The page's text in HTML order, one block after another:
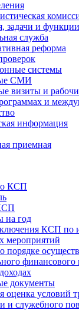
задачи и функции
служба
реформа
системы
СМИ
визиты и
и
информация
приемная
о КСП
на год
КСП по
мероприятий
порядке
финансового
документы
оценка условий
и служебного